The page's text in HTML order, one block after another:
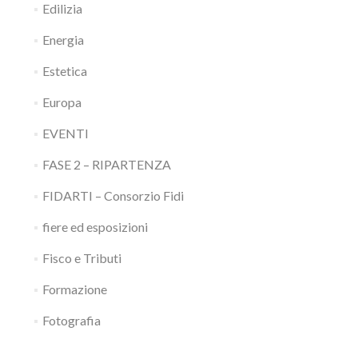
Edilizia
Energia
Estetica
Europa
EVENTI
FASE 2 – RIPARTENZA
FIDARTI – Consorzio Fidi
fiere ed esposizioni
Fisco e Tributi
Formazione
Fotografia